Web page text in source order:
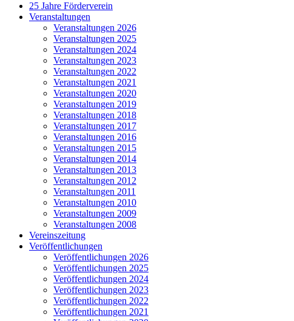
25 Jahre Förderverein
Veranstaltungen
Veranstaltungen 2026
Veranstaltungen 2025
Veranstaltungen 2024
Veranstaltungen 2023
Veranstaltungen 2022
Veranstaltungen 2021
Veranstaltungen 2020
Veranstaltungen 2019
Veranstaltungen 2018
Veranstaltungen 2017
Veranstaltungen 2016
Veranstaltungen 2015
Veranstaltungen 2014
Veranstaltungen 2013
Veranstaltungen 2012
Veranstaltungen 2011
Veranstaltungen 2010
Veranstaltungen 2009
Veranstaltungen 2008
Vereinszeitung
Veröffentlichungen
Veröffentlichungen 2026
Veröffentlichungen 2025
Veröffentlichungen 2024
Veröffentlichungen 2023
Veröffentlichungen 2022
Veröffentlichungen 2021